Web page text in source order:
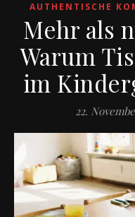
AUTHENTISCHE
Mehr als
Warum
im
22.